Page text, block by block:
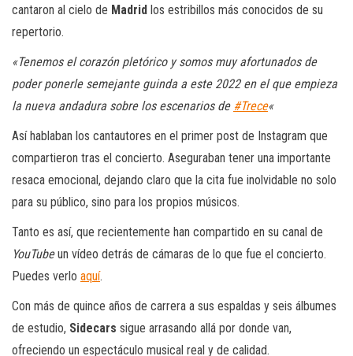
cantaron al cielo de Madrid los estribillos más conocidos de su
repertorio.
«Tenemos el corazón pletórico y somos muy afortunados de
poder ponerle semejante guinda a este 2022 en el que empieza
la nueva andadura sobre los escenarios de #Trece«
Así hablaban los cantautores en el primer post de Instagram que
compartieron tras el concierto. Aseguraban tener una importante
resaca emocional, dejando claro que la cita fue inolvidable no solo
para su público, sino para los propios músicos.
Tanto es así, que recientemente han compartido en su canal de
YouTubeun vídeo detrás de cámaras de lo que fue el concierto.
Puedes verlo aquí.
Con más de quince años de carrera a sus espaldas y seis álbumes
de estudio, Sidecars sigue arrasando allá por donde van,
ofreciendo un espectáculo musical real y de calidad.